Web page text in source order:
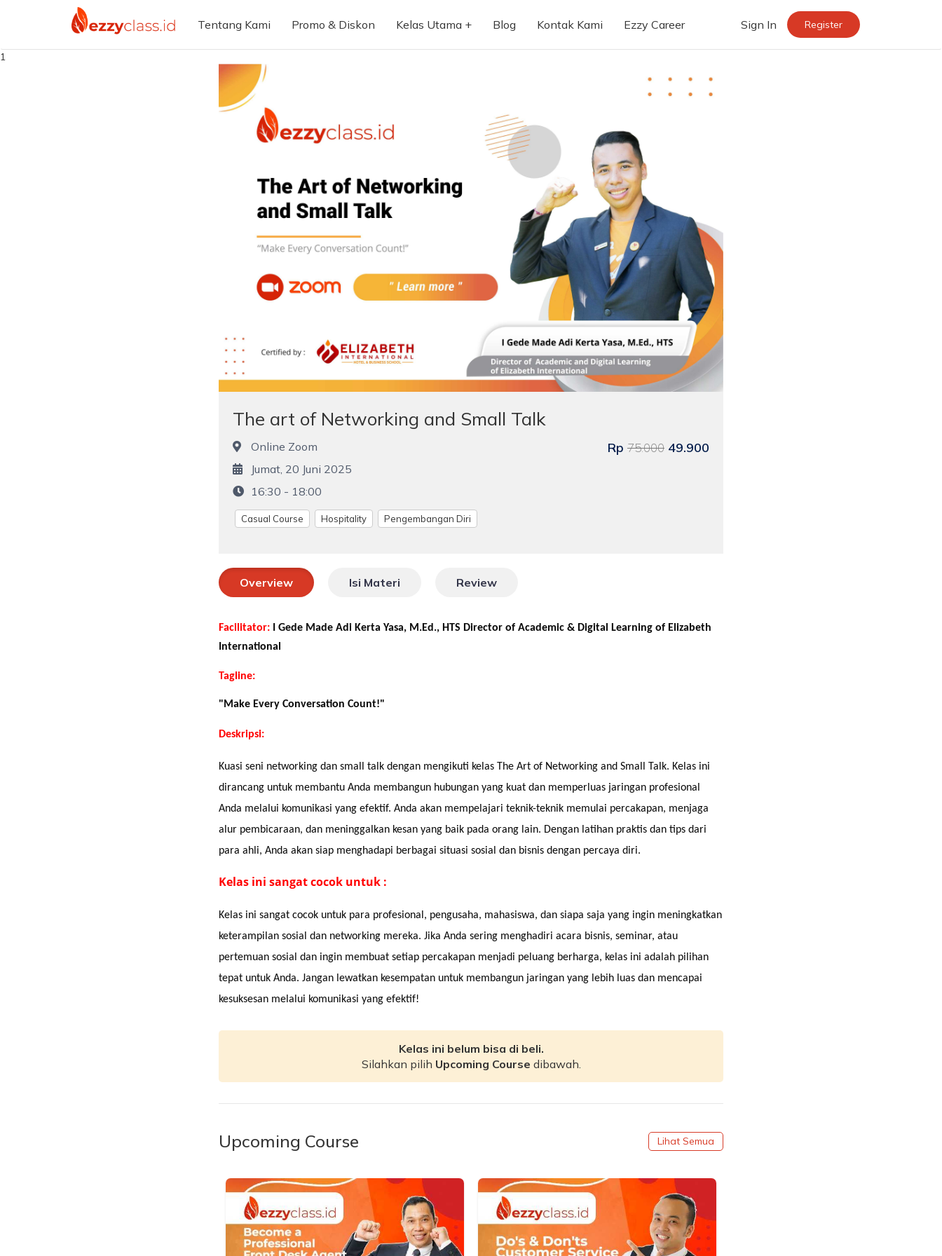
Tentang Kami Promo & Diskon Kelas Utama Blog Kontak Kami Ezzy Career Sign In Register
1
The art of Networking and Small Talk
Online Zoom
Jumat, 20 Juni 2025
16:30 - 18:00
Rp 75.00049.900
Casual Course Hospitality Pengembangan Diri
Overview Isi Materi Review
Facilitator: I Gede Made Adi Kerta Yasa, M.Ed., HTS Director of Academic & Digital Learning of Elizabeth
International
Tagline:
"Make Every Conversation Count!"
Deskripsi:
Kuasi seni networking dan small talk dengan mengikuti kelas The Art of Networking and Small Talk. Kelas ini
dirancang untuk membantu Anda membangun hubungan yang kuat dan memperluas jaringan profesional
Anda melalui komunikasi yang efektif. Anda akan mempelajari teknik-teknik memulai percakapan, menjaga
alur pembicaraan, dan meninggalkan kesan yang baik pada orang lain. Dengan latihan praktis dan tips dari
para ahli, Anda akan siap menghadapi berbagai situasi sosial dan bisnis dengan percaya diri.
Kelas ini sangat cocok untuk :
Kelas ini sangat cocok untuk para profesional, pengusaha, mahasiswa, dan siapa saja yang ingin meningkatkan
keterampilan sosial dan networking mereka. Jika Anda sering menghadiri acara bisnis, seminar, atau
pertemuan sosial dan ingin membuat setiap percakapan menjadi peluang berharga, kelas ini adalah pilihan
tepat untuk Anda. Jangan lewatkan kesempatan untuk membangun jaringan yang lebih luas dan mencapai
kesuksesan melalui komunikasi yang efektif!
Kelas ini belum bisa di beli.
Silahkan pilih Upcoming Course dibawah.
Upcoming Course Lihat Semua